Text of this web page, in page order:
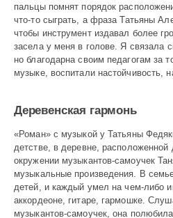
пальцы помнят порядок
что-то сыграть, а фраза Татьяны
чтобы инструмент издавал более
засела у меня в голове. Я связала
но благодарна своим педагогам за
музыке, воспитали настойчивость,
Деревенская гармонь
«Роман» с музыкой у Татьяны
детстве, в деревне, расположенной
окружении музыкантов-самоучек
музыкальные произведения. В
детей, и каждый умел на чем-либо
аккордеоне, гитаре, гармошке.
музыкантов-самоучек, она